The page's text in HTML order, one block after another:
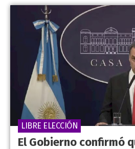
El Gobierno confirmó
LIBRE ELECCIÓN